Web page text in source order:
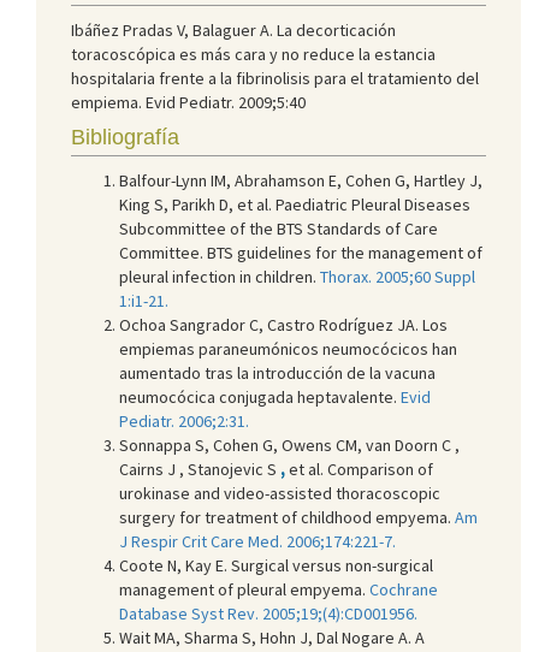
Ibáñez Pradas V, Balaguer A. La decorticación
toracoscópica es más cara y no reduce la estancia
hospitalaria frente a la fibrinolisis para el tratamiento del
empiema. Evid Pediatr. 2009;5:40
Bibliografía
Balfour-Lynn IM, Abrahamson E, Cohen G, Hartley J,
King S, Parikh D, et al. Paediatric Pleural Diseases
Subcommittee of the BTS Standards of Care
Committee. BTS guidelines for the management of
pleural infection in children. Thorax. 2005;60 Suppl
1:i1-21.
Ochoa Sangrador C, Castro Rodríguez JA. Los
empiemas paraneumónicos neumocócicos han
aumentado tras la introducción de la vacuna
neumocócica conjugada heptavalente. Evid
Pediatr. 2006;2:31.
Sonnappa S, Cohen G, Owens CM, van Doorn C ,
Cairns J , Stanojevic S ,et al. Comparison of
urokinase and video-assisted thoracoscopic
surgery for treatment of childhood empyema. Am
J Respir Crit Care Med. 2006;174:221-7.
Coote N, Kay E. Surgical versus non-surgical
management of pleural empyema. Cochrane
Database Syst Rev. 2005;19;(4):CD001956.
Wait MA, Sharma S, Hohn J, Dal Nogare A. A